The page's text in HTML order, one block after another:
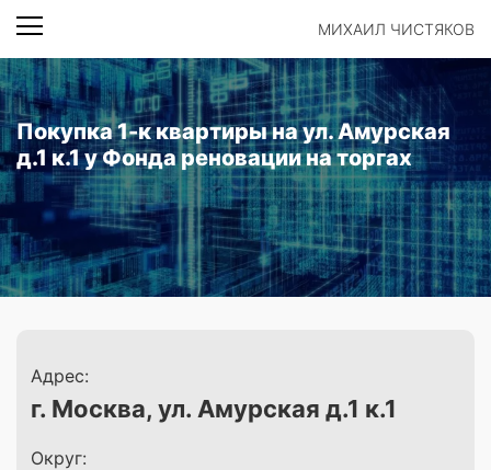
МИХАИЛ ЧИСТЯКОВ
Покупка 1-к квартиры на ул. Амурская
д.1 к.1 у Фонда реновации на торгах
Адрес:
г. Москва, ул. Амурская д.1 к.1
Округ: